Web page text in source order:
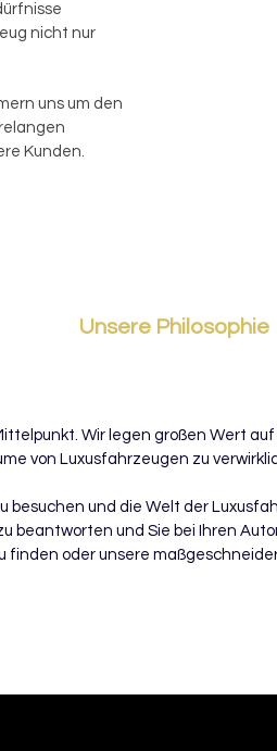
nicht nur
uns um den
Kunden.
Unsere Philosophie
Wir legen großen Wert
von Luxusfahrzeugen zu
besuchen und die Welt der
beantworten und Sie bei Ihren
finden oder unsere